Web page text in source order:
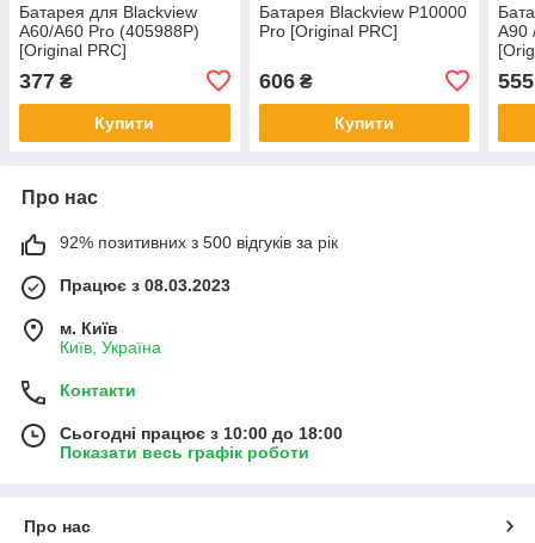
Батарея для Blackview
A60/A60 Pro (405988P)
[Original PRC]
377 ₴
Купити
Батарея Blackview P10000
Pro [Original PRC]
606₴
Купити
A90
555
Про нас
92% позитивних з 500 відгуків за рік
Працює з 08.03.2023
м. Київ
Київ, Україна
Контакти
Сьогодні працює з 10:00 до 18:00
Показати весь графік роботи
Про нас